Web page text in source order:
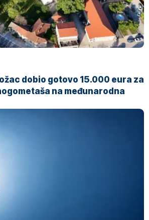
dobio gotovo 15.000 eura za
na međunarodna